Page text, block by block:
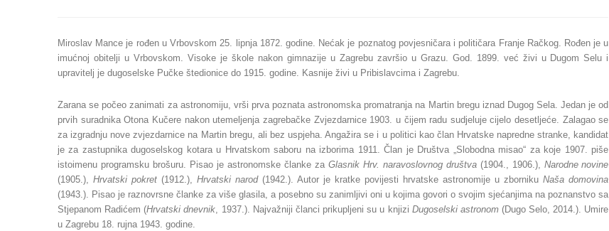
Miroslav Mance je rođen u Vrbovskom 25. lipnja 1872. godine. Nećak je poznatog povjesničara i političara Franje Račkog. Rođen je u
imućnoj obitelji u Vrbovskom. Visoke je škole nakon gimnazije u Zagrebu završio u Grazu. God. 1899. već živi u Dugom Selu i
upravitelj je dugoselske Pučke štedionice do 1915. godine. Kasnije živi u Pribislavcima i Zagrebu.
Zarana se počeo zanimati za astronomiju, vrši prva poznata astronomska promatranja na Martin bregu iznad Dugog Sela. Jedan je od
prvih suradnika Otona Kučere nakon utemeljenja zagrebačke Zvjezdarnice 1903. u čijem radu sudjeluje cijelo desetljeće. Zalagao se
za izgradnju nove zvjezdarnice na Martin bregu, ali bez uspjeha. Angažira se i u politici kao član Hrvatske napredne stranke, kandidat
je za zastupnika dugoselskog kotara u Hrvatskom saboru na izborima 1911. Član je Društva „Slobodna misao“ za koje 1907. piše
istoimenu programsku brošuru. Pisao je astronomske članke za Glasnik Hrv. naravoslovnog društva (1904., 1906.), Narodne novine
(1905.),Hrvatski pokret (1912.),Hrvatski narod (1942.). Autor je kratke povijesti hrvatske astronomije u zbornikuNaša domovina
(1943.). Pisao je raznovrsne članke za više glasila, a posebno su zanimljivi oni u kojima govori o svojim sjećanjima na poznanstvo sa
Stjepanom Radićem (Hrvatski dnevnik, 1937.). Najvažniji članci prikupljeni su u knjizi Dugoselski astronom (Dugo Selo, 2014.). Umire
u Zagrebu 18. rujna 1943. godine.